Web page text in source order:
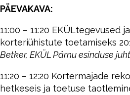
PÄEVAKAVA:
11:00 – 11:20 EKÜLtegevused
korteriühistute toetamiseks
Betker, EKÜL Pärnu esinduse juht
11:20 – 12:20 Kortermajade
hetkeseis ja toetuse